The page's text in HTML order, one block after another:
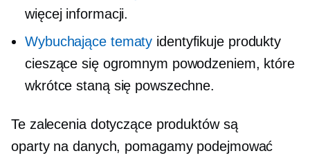
więcej informacji.
Wybuchające tematy identyfikuje produkty
cieszące się ogromnym powodzeniem, które
wkrótce staną się powszechne.
Te zalecenia dotyczące produktów są
oparty na danych, pomagamy podejmować